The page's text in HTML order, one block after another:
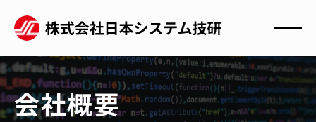
会社概要